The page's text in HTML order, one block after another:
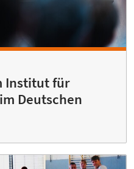
Institut für
Deutschen